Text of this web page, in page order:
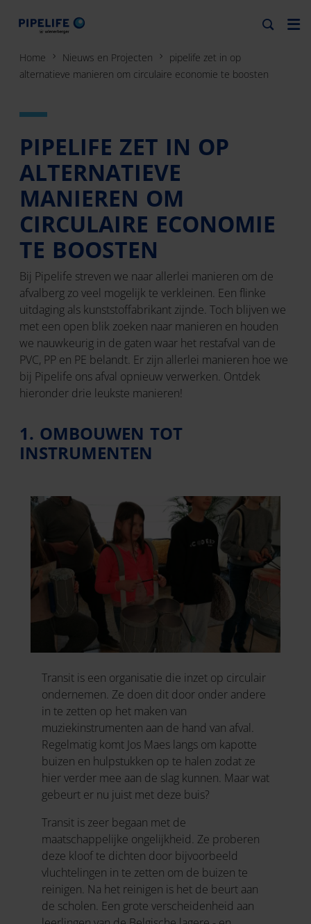
Home Nieuws en Projecten
pipelife zet in op
alternatieve manieren om circulaire economie te boosten
PIPELIFE ZET IN OP
ALTERNATIEVE
MANIEREN OM
CIRCULAIRE ECONOMIE
TE BOOSTEN
Bij Pipelife streven we naar allerlei manieren om de
afvalberg zo veel mogelijk te verkleinen. Een flinke
uitdaging als kunststoffabrikant zijnde. Toch blijven we
met een open blik zoeken naar manieren en houden
we nauwkeurig in de gaten waar het restafval van de
PVC, PP en PE belandt. Er zijn allerlei manieren hoe we
bij Pipelife ons afval opnieuw verwerken. Ontdek
hieronder drie leukste manieren!
1. OMBOUWEN TOT
INSTRUMENTEN
Transit is een organisatie die inzet op circulair
ondernemen. Ze doen dit door onder andere
in te zetten op het maken van
muziekinstrumenten aan de hand van afval.
Regelmatig komt Jos Maes langs om kapotte
buizen en hulpstukken op te halen zodat ze
hier verder mee aan de slag kunnen. Maar wat
gebeurt er nu juist met deze buis?
Transit is zeer begaan met de
maatschappelijke ongelijkheid. Ze proberen
deze kloof te dichten door bijvoorbeeld
vluchtelingen in te zetten om de buizen te
reinigen. Na het reinigen is het de beurt aan
de scholen. Een grote verscheidenheid aan